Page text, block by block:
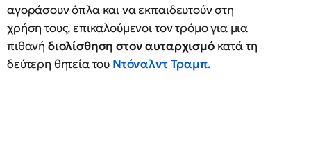
αγοράσουν όπλα και να εκπαιδευτούν στη
χρήση τους, επικαλούμενοι τον τρόμο για μια
πιθανή διολίσθηση στον αυταρχισμόκατά τη
δεύτερη θητεία του Ντόναλντ Τραμπ.